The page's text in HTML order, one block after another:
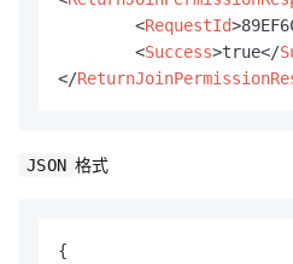
<RequestId>
<Success>true</
</
JSON 格式
{